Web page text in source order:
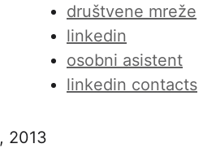
društvene mreže
linkedin
osobni asistent
linkedin contacts
2013